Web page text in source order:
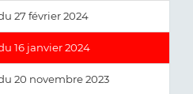
27 février 2024
16 janvier 2024
20 novembre 2023